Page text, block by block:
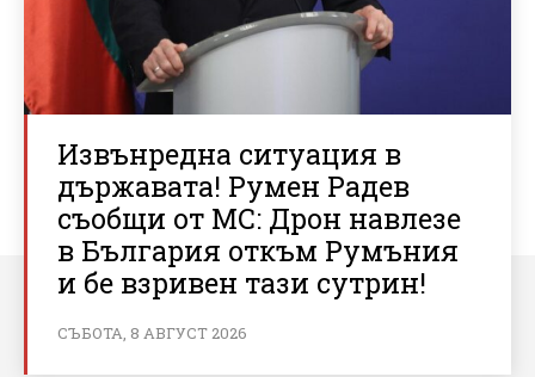
Извънредна ситуация в
държавата! Румен Радев
съобщи от МС: Дрон навлезе
в България откъм Румъния
и бе взривен тази сутрин!
СЪБОТА, 8 АВГУСТ 2026